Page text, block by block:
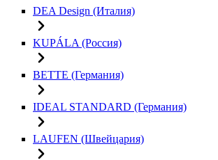
DEA Design (Италия)
KUPÁLA (Россия)
BETTE (Германия)
IDEAL STANDARD (Германия)
LAUFEN (Швейцария)